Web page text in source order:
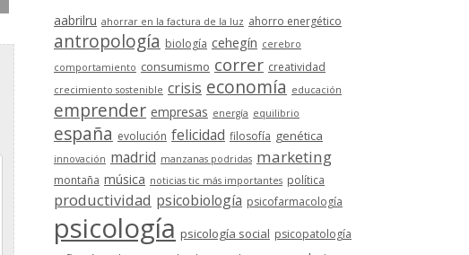
aabrilru ahorrar en la factura de la luz ahorro energético
antropología biología cehegín cerebro
comportamiento consumismo correr creatividad
crecimiento sostenible crisis economía educación
emprender empresas energía equilibrio
españa evolución felicidad filosofía genética
innovación madrid manzanas podridas marketing
montaña música noticias tic más importantes política
productividad psicobiología psicofarmacología
psicología psicología social psicopatología